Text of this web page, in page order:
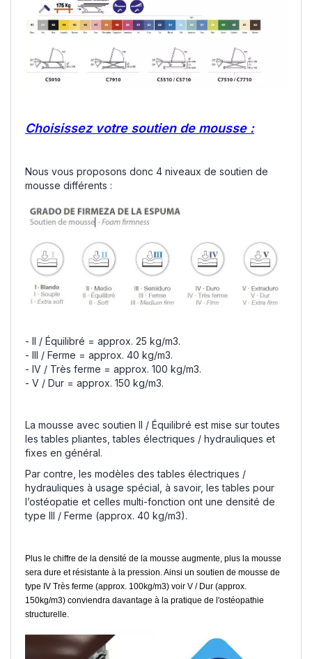
Choisissez votre soutien de mousse :
Nous vous proposons donc 4 niveaux de soutien de
mousse différents :
- II / Équilibré = approx. 25 kg/m3.
- III / Ferme = approx. 40 kg/m3.
- IV / Très ferme = approx. 100 kg/m3.
- V / Dur = approx. 150 kg/m3.
La mousse avec soutien II / Équilibré est mise sur toutes
les tables pliantes, tables électriques / hydrauliques et
fixes en général.
Par contre, les modèles des tables électriques /
hydrauliques à usage spécial, à savoir, les tables pour
l’ostéopatie et celles multi-fonction ont une densité de
type III / Ferme (approx. 40 kg/m3).
Plus le chiffre de la densité de la mousse augmente, plus la mousse
sera dure et résistante à la pression. Ainsi un soutien de mousse de
type IV Très ferme (approx. 100kg/m3) voir V / Dur (approx.
150kg/m3) conviendra davantage à la pratique de l'ostéopathie
structurelle.